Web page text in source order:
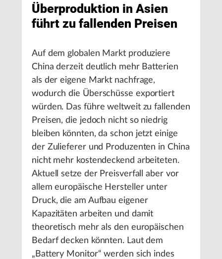
Überproduktion in Asien
führt zu fallenden Preisen
Auf dem globalen Markt produziere
China derzeit deutlich mehr Batterien
als der eigene Markt nachfrage,
wodurch die Überschüsse exportiert
würden. Das führe weltweit zu fallenden
Preisen, die jedoch nicht so niedrig
bleiben könnten, da schon jetzt einige
der Zulieferer und Produzenten in China
nicht mehr kostendeckend arbeiteten.
Aktuell setze der Preisverfall aber vor
allem europäische Hersteller unter
Druck, die am Aufbau eigener
Kapazitäten arbeiten und damit
theoretisch mehr als den europäischen
Bedarf decken könnten. Laut dem
„Battery Monitor“ werden sich indes